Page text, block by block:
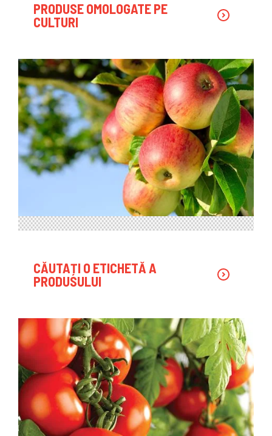
PRODUSE OMOLOGATE PE
CULTURI
CĂUTAȚI O ETICHETĂ A
PRODUSULUI